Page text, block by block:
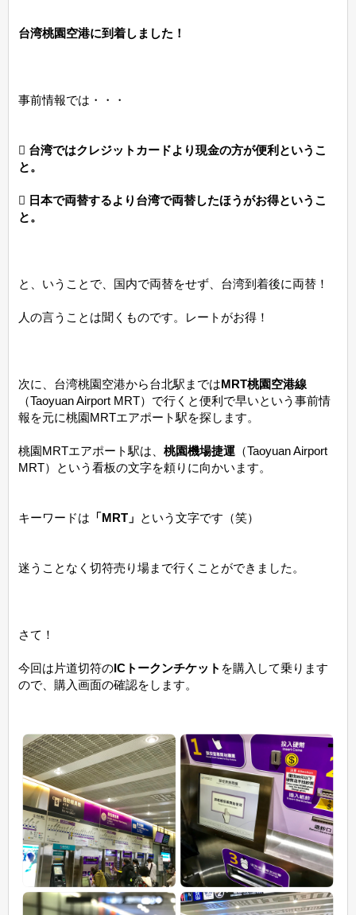
台湾桃園空港に到着しました！
事前情報では・・・
 台湾ではクレジットカードより現金の方が便利というこ
と。
 日本で両替するより台湾で両替したほうがお得というこ
と。
と、いうことで、国内で両替をせず、台湾到着後に両替！
人の言うことは聞くものです。レートがお得！
次に、台湾桃園空港から台北駅まではMRT桃園空港線
（Taoyuan Airport MRT）で行くと便利で早いという事前情
報を元に桃園MRTエアポート駅を探します。
桃園MRTエアポート駅は、 桃園機場捷運（Taoyuan Airport
MRT）という看板の文字を頼りに向かいます。
キーワードは 「MRT」 という文字です（笑）
迷うことなく切符売り場まで行くことができました。
さて！
今回は片道切符のICトークンチケット を購入して乗ります
ので、購入画面の確認をします。